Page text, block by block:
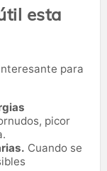
esta
para
picor
Cuando se